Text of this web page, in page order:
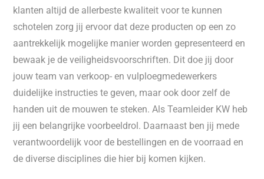
klanten altijd de allerbeste kwaliteit voor te kunnen
schotelen zorg jij ervoor dat deze producten op een zo
aantrekkelijk mogelijke manier worden gepresenteerd en
bewaak je de veiligheidsvoorschriften. Dit doe jij door
jouw team van verkoop- en vulploegmedewerkers
duidelijke instructies te geven, maar ook door zelf de
handen uit de mouwen te steken. Als Teamleider KW heb
jij een belangrijke voorbeeldrol. Daarnaast ben jij mede
verantwoordelijk voor de bestellingen en de voorraad en
de diverse disciplines die hier bij komen kijken.